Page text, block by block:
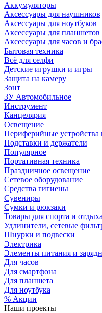
Аккумуляторы
Аксессуары для наушников
Аксессуары для ноутбуков
Аксессуары для планшетов
Аксессуары для часов и
Бытовая техника
Всё для селфи
Детские игрушки и игры
Защита на камеру
Зонт
ЗУ Автомобильное
Инструмент
Канцелярия
Освещение
Периферийные устройства
Подставки и держатели
Популярное
Портативная техника
Праздничное освещение
Сетевое оборудование
Средства гигиены
Сувениры
Сумки и рюкзаки
Товары для спорта и отдыха
Удлинители, сетевые
Шнурки и подвески
Электрика
Элементы питания и
Для часов
Для смартфона
Для планшета
Для ноутбука
% Акции
Наши проекты